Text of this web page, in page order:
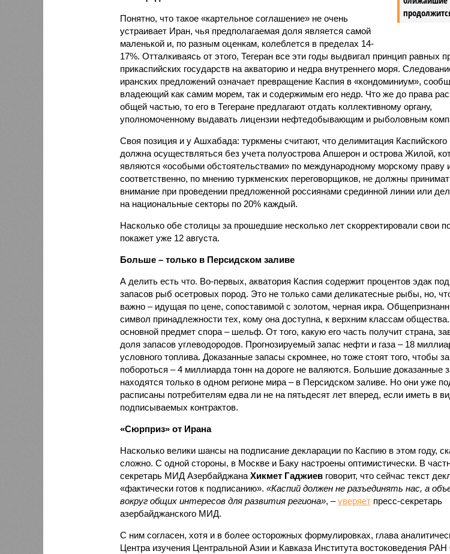
Понятно, что такое «картельное соглашение» не очень
устраивает Иран, чья предполагаемая доля является самой
маленькой и, по разным оценкам, колеблется в пределах 14-
17%. Отталкиваясь от этого, Тегеран все эти годы выдвигал принцип равных
прикаспийских государств на акваторию и недра внутреннего моря.
иранских предложений означает превращение Каспия в «кондоминиум»,
владеющий как самим морем, так и содержимым его недр. Что же до права
общей частью, то его в Тегеране предлагают отдать коллективному органу,
уполномоченному выдавать лицензии нефтедобывающим и рыболовным
Своя позиция и у Ашхабада: туркмены считают, что делимитация Каспийского
должна осуществляться без учета полуострова Апшерон и острова Жилой,
являются «особыми обстоятельствами» по международному морскому праву
соответственно, по мнению туркменских переговорщиков, не должны
внимание при проведении предложенной россиянами срединной линии или
на национальные секторы по 20% каждый.
Насколько обе столицы за прошедшие несколько лет скорректировали свои
покажет уже 12 августа.
Больше – только в Персидском заливе
А делить есть что. Во-первых, акватория Каспия содержит процентов эдак
запасов рыб осетровых пород. Это не только сами деликатесные рыбы, но,
важно – идущая по цене, сопоставимой с золотом, черная икра.
символ принадлежности тех, кому она доступна, к верхним классам
основной предмет спора – шельф. От того, какую его часть получит страна,
доля запасов углеводородов. Прогнозируемый запас нефти и газа – 18
условного топлива. Доказанные запасы скромнее, но тоже стоят того, чтобы
побороться – 4 миллиарда тонн на дороге не валяются. Большие доказанные
находятся только в одном регионе мира – в Персидском заливе. Но они уже
расписаны потребителям едва ли не на пятьдесят лет вперед, если иметь в
подписываемых контрактов.
«Сюрприз» от Ирана
Насколько велики шансы на подписание декларации по Каспию в этом году,
сложно. С одной стороны, в Москве и Баку настроены оптимистически. В
секретарь МИД Азербайджана Хикмет Гаджиевговорит, что сейчас текст
«фактически готов к подписанию». «Каспий должен не разъединять нас, а
вокруг общих интересов для развития региона», –уверяетпресс-секретарь
азербайджанского МИД.
С ним согласен, хотя и в более осторожных формулировках, глава
Центра изучения Центральной Азии и Кавказа Института востоковедения РАН